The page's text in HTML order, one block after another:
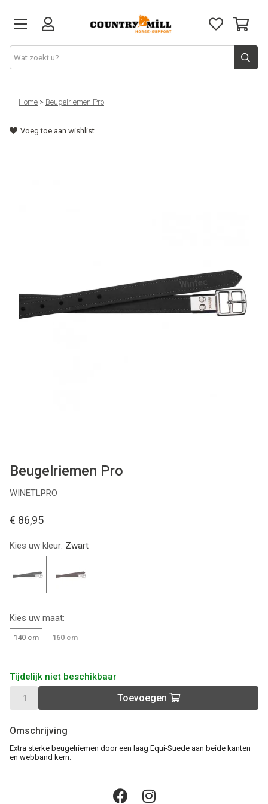
Ruiter
Paard
Zadelpasservice
Home > Beugelriemen Pro
Voeg toe aan wishlist
Beugelriemen Pro
WINETLPRO
€ 86,95
Kies uw kleur: Zwart
Kies uw maat:
140 cm 160 cm
Tijdelijk niet beschikbaar
Toevoegen
Omschrijving
Extra sterke beugelriemen door een laag Equi-Suede aan beide kanten
en webband kern.